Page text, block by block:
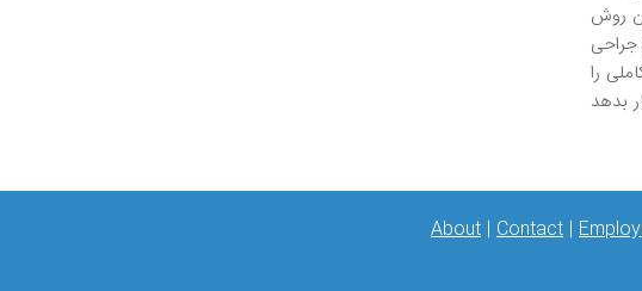
روش
جراحی
را
About | Contact |